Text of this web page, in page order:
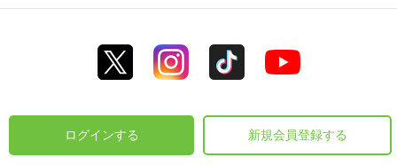
ログインする 新規会員登録する